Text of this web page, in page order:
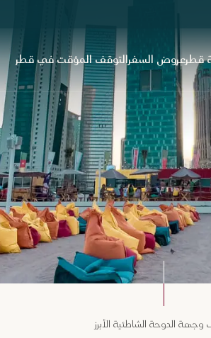
قطرعروض السفرالتوقف المؤقت في قطر
وجهة الدوحة الشاطئية الأبرز